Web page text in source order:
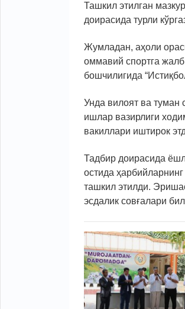
Ташкил этилган
доирасида турли
Жумладан, аҳоли
оммавий спортга
бошчилигида
Унда вилоят ва туман
ишлар вазирлиги
вакиллари иштирок
Тадбир доирасида
остида
ташкил этилди.
эсдалик совғалари